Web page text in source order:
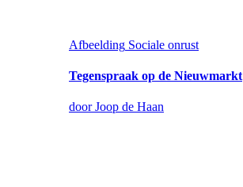
Afbeelding Sociale onrust
Tegenspraak op de Nieuwmarkt
door Joop de Haan